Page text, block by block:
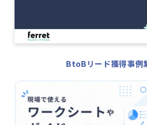
BtoBリード獲得事例